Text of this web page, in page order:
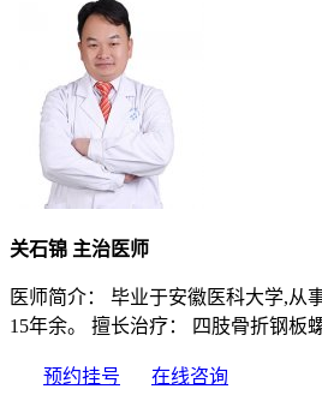
关石锦 主治医师
医师简介： 毕业于安徽医科大学,从
15年余。 擅长治疗： 四肢骨折钢板
预约挂号 在线咨询